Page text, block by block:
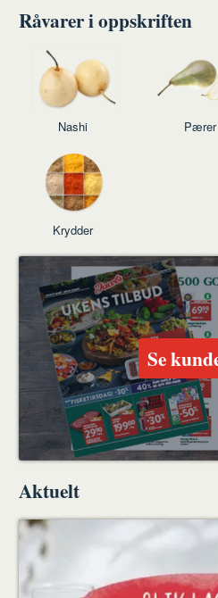
FacebookTwitter
venn
Råvarer i oppskriften
Nashi Pærer
Krydder
Se
Aktuelt